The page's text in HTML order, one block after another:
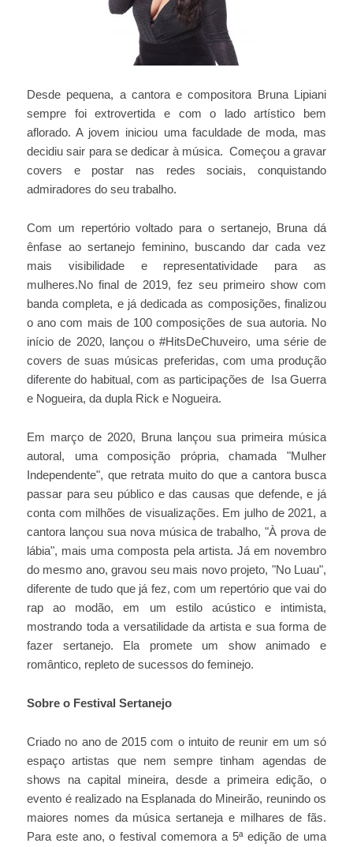
Desde pequena, a cantora e compositora Bruna Lipiani
sempre foi extrovertida e com o lado artístico bem
aflorado. A jovem iniciou uma faculdade de moda, mas
decidiu sair para se dedicar à música. Começou a gravar
covers e postar nas redes sociais, conquistando
admiradores do seu trabalho.
Com um repertório voltado para o sertanejo, Bruna dá
ênfase ao sertanejo feminino, buscando dar cada vez
mais visibilidade e representatividade para as
mulheres.No final de 2019, fez seu primeiro show com
banda completa, e já dedicada as composições, finalizou
o ano com mais de 100 composições de sua autoria. No
início de 2020, lançou o #HitsDeChuveiro, uma série de
covers de suas músicas preferidas, com uma produção
diferente do habitual, com as participações de Isa Guerra
e Nogueira, da dupla Rick e Nogueira.
Em março de 2020, Bruna lançou sua primeira música
autoral, uma composição própria, chamada "Mulher
Independente", que retrata muito do que a cantora busca
passar para seu público e das causas que defende, e já
conta com milhões de visualizações. Em julho de 2021, a
cantora lançou sua nova música de trabalho, "À prova de
lábia", mais uma composta pela artista. Já em novembro
do mesmo ano, gravou seu mais novo projeto, "No Luau",
diferente de tudo que já fez, com um repertório que vai do
rap ao modão, em um estilo acústico e intimista,
mostrando toda a versatilidade da artista e sua forma de
fazer sertanejo. Ela promete um show animado e
romântico, repleto de sucessos do feminejo.
Sobre o Festival Sertanejo
Criado no ano de 2015 com o intuito de reunir em um só
espaço artistas que nem sempre tinham agendas de
shows na capital mineira, desde a primeira edição, o
evento é realizado na Esplanada do Mineirão, reunindo os
maiores nomes da música sertaneja e milhares de fãs.
Para este ano, o festival comemora a 5ª edição de uma